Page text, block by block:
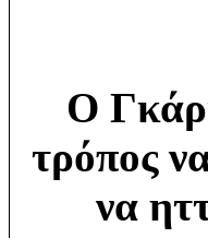
Ο
τρόπος
να